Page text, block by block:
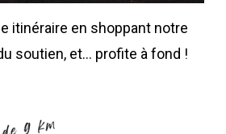
itinéraire en shoppant notre
soutien, et… profite à fond !